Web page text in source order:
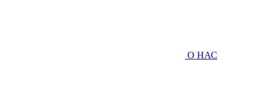
О НАС